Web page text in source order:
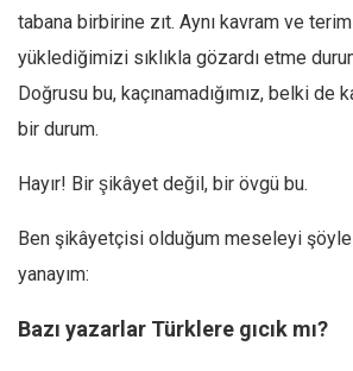
Bağdagül Öz
Esra Elönü
» Yazar arşivi
Bu Sayı
Tüm Sayılar
Kategoriler
Kültür Sanat
Karisi kitap sualleri
tabana birbirine zıt. Aynı kavram ve
yüklediğimizi sıklıkla gözardı etme
Doğrusu bu, kaçınamadığımız, belki de
bir durum.
Hayır! Bir şikâyet değil, bir övgü bu.
Ben şikâyetçisi olduğum meseleyi
yanayım:
Bazı yazarlar Türklere gıcık mı?